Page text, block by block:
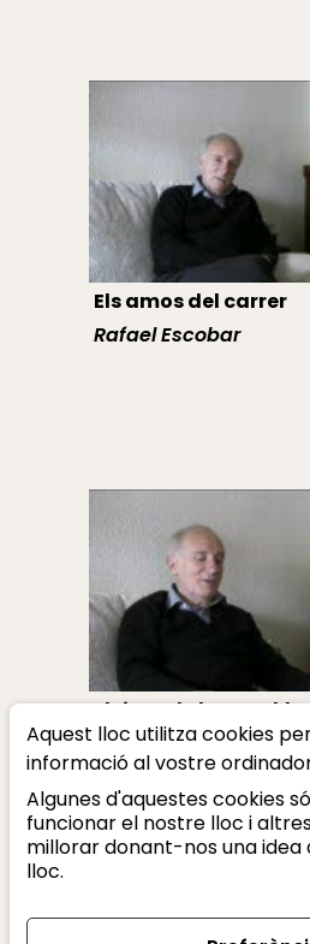
Els amos del carrer
Rafael Escobar
El rigor de la
Rafael Escobar
Aquest lloc utilitza cookies
informació al vostre
Algunes d'aquestes cookies
funcionar el nostre lloc i
millorar donant-nos una idea
lloc.